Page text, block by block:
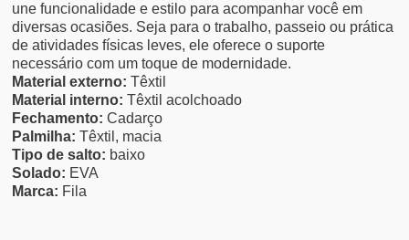
une funcionalidade e estilo para acompanhar você em
diversas ocasiões. Seja para o trabalho, passeio ou prática
de atividades físicas leves, ele oferece o suporte
necessário com um toque de modernidade.
Material externo:Têxtil
Material interno:Têxtil acolchoado
Fechamento:Cadarço
Palmilha:Têxtil, macia
Tipo de salto: baixo
Solado: EVA
Marca: Fila